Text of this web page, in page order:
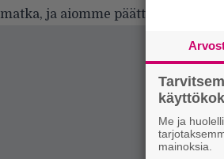
matka, ja aiomme päättää sen
Me ja
mainoksia.